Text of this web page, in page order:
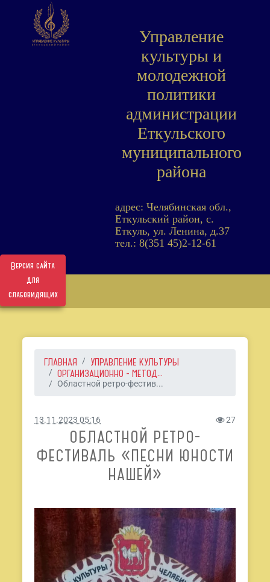
Версия сайта
для
слабовидящих
Управление
культуры и
молодежной
политики
администрации
Еткульского
муниципального
района
адрес: Челябинская обл.,
Еткульский район, с.
Еткуль, ул. Ленина, д.37
тел.: 8(351 45)2-12-61
ГЛАВНАЯ
УПРАВЛЕНИЕ КУЛЬТУРЫ
ОРГАНИЗАЦИОННО - МЕТОД...
Областной ретро-фестив...
13.11.2023 05:16 27
ОБЛАСТНОЙ РЕТРО-
ФЕСТИВАЛЬ «ПЕСНИ ЮНОСТИ
НАШЕЙ»